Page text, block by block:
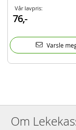
Vår lavpris:
76,-
Varsle
Om